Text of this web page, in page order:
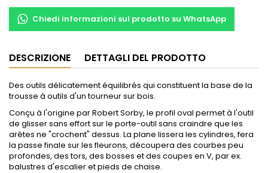
Chiedi informazioni sul prodotto su WhatsApp
DESCRIZIONE DETTAGLI DEL PRODOTTO
Des outils délicatement équilibrés qui constituent la base de la
trousse à outils d'un tourneur sur bois.
Conçu à l'origine par Robert Sorby, le profil oval permet à l'outil
de glisser sans effort sur le porte-outil sans craindre que les
arêtes ne "crochent" dessus. La plane lissera les cylindres, fera
la passe finale sur les fleurons, découpera des courbes peu
profondes, des tors, des bosses et des coupes en V, par ex.
balustres d'escalier et pieds de chaise.